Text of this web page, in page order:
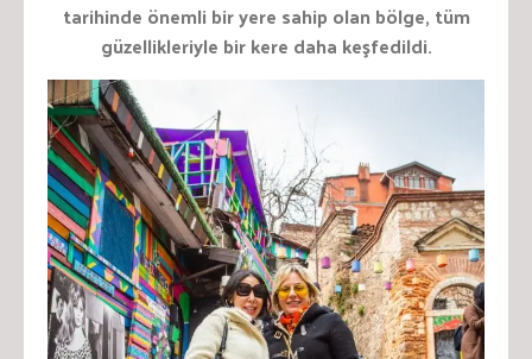
tarihinde önemli bir yere sahip olan bölge, tüm
güzellikleriyle bir kere daha keşfedildi.